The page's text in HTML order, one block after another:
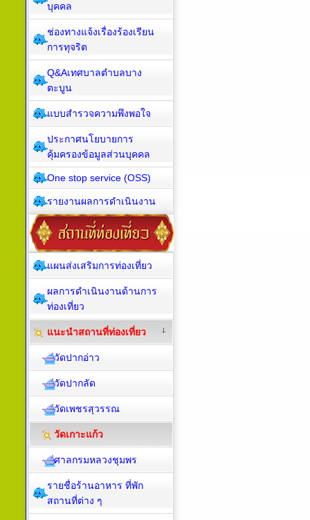
บุคคล
ช่องทางแจ้งเรื่องร้องเรียน
การทุจริต
Q&Aเทศบาลตำบลบาง
ตะบูน
แบบสำรวจความพึงพอใจ
ประกาศนโยบายการ
คุ้มครองข้อมูลส่วนบุคคล
One stop service (OSS)
รายงานผลการดำเนินงาน
แผนส่งเสริมการท่องเที่ยว
ผลการดำเนินงานด้านการ
ท่องเที่ยว
แนะนำสถานที่ท่องเที่ยว
วัดปากอ่าว
วัดปากลัด
วัดเพชรสุวรรณ
วัดเกาะแก้ว
ศาลกรมหลวงชุมพร
รายชื่อร้านอาหาร ที่พัก
สถานที่ต่าง ๆ